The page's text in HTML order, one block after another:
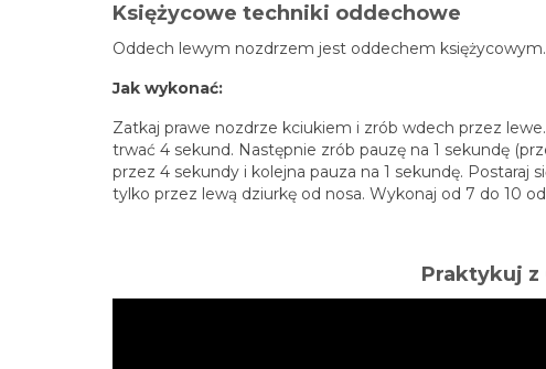
Księżycowe techniki oddechowe
Oddech lewym nozdrzem jest oddechem
Jak wykonać:
Zatkaj prawe nozdrze kciukiem i zrób wdech przez
trwać 4 sekund. Następnie zrób pauzę na 1 sekundę
przez 4 sekundy i kolejna pauza na 1 sekundę. Postaraj
tylko przez lewą dziurkę od nosa. Wykonaj od 7 do 10
Praktykuj z